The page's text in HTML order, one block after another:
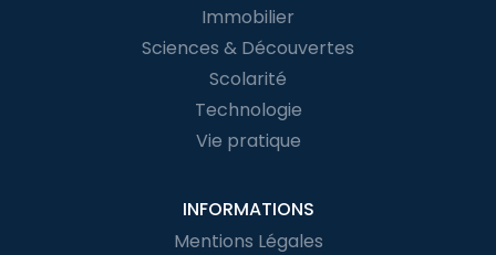
Immobilier
Sciences & Découvertes
Scolarité
Technologie
Vie pratique
INFORMATIONS
Mentions Légales